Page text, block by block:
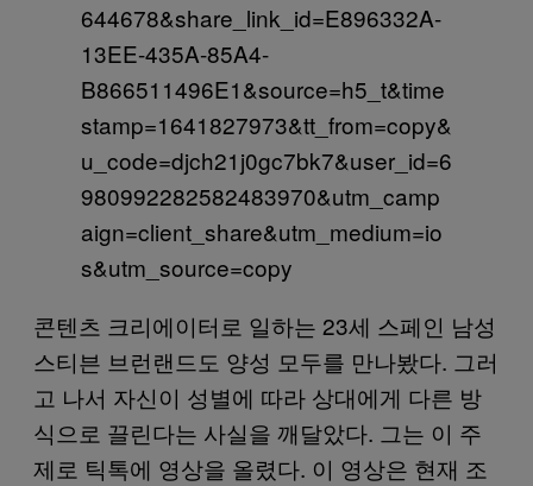
644678&share_link_id=E896332A-
13EE-435A-85A4-
B866511496E1&source=h5_t&time
stamp=1641827973&tt_from=copy&
u_code=djch21j0gc7bk7&user_id=6
980992282582483970&utm_camp
aign=client_share&utm_medium=io
s&utm_source=copy
콘텐츠 크리에이터로 일하는 23세 스페인 남성
스티븐 브런랜드도 양성 모두를 만나봤다. 그러
고 나서 자신이 성별에 따라 상대에게 다른 방
식으로 끌린다는 사실을 깨달았다. 그는 이 주
제로 틱톡에 영상을 올렸다. 이 영상은 현재 조